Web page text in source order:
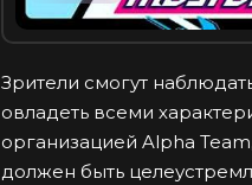
Зрители смогут
овладеть всеми
организацией Alpha
должен быть